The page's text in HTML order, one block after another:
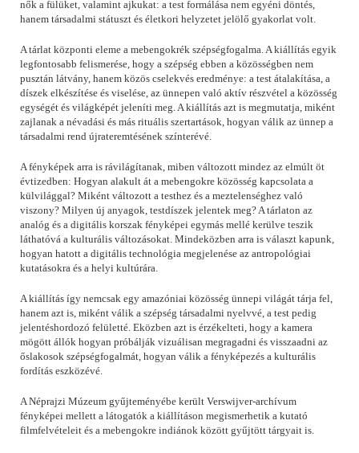
nők a fülüket, valamint ajkukat: a test formálása nem egyéni döntés,
hanem társadalmi státuszt és életkori helyzetet jelölő gyakorlat volt.
A tárlat központi eleme a mebengokrék szépségfogalma. A kiállítás egyik
legfontosabb felismerése, hogy a szépség ebben a közösségben nem
pusztán látvány, hanem közös cselekvés eredménye: a test átalakítása, a
díszek elkészítése és viselése, az ünnepen való aktív részvétel a közösség
egységét és világképét jeleníti meg. A kiállítás azt is megmutatja, miként
zajlanak a névadási és más rituális szertartások, hogyan válik az ünnep a
társadalmi rend újrateremtésének színterévé.
A fényképek arra is rávilágítanak, miben változott mindez az elmúlt öt
évtizedben: Hogyan alakult át a mebengokre közösség kapcsolata a
külvilággal? Miként változott a testhez és a meztelenséghez való
viszony? Milyen új anyagok, testdíszek jelentek meg? A tárlaton az
analóg és a digitális korszak fényképei egymás mellé kerülve teszik
láthatóvá a kulturális változásokat. Mindeközben arra is választ kapunk,
hogyan hatott a digitális technológia megjelenése az antropológiai
kutatásokra és a helyi kultúrára.
A kiállítás így nemcsak egy amazóniai közösség ünnepi világát tárja fel,
hanem azt is, miként válik a szépség társadalmi nyelvvé, a test pedig
jelentéshordozó felületté. Eközben azt is érzékelteti, hogy a kamera
mögött állók hogyan próbálják vizuálisan megragadni és visszaadni az
őslakosok szépségfogalmát, hogyan válik a fényképezés a kulturális
fordítás eszközévé.
A Néprajzi Múzeum gyűjteményébe került Verswijver-archívum
fényképei mellett a látogatók a kiállításon megismerhetik a kutató
filmfelvételeit és a mebengokre indiánok között gyűjtött tárgyait is.